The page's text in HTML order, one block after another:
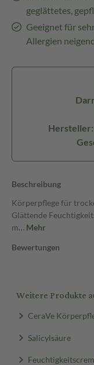
geglättetes,
Geeignet für
Allergien
Hersteller:
Beschreibung
Körperpflege für
Glättende
m… Mehr
Bewertungen
Weitere Produkte
CeraVe
Salicylsäure